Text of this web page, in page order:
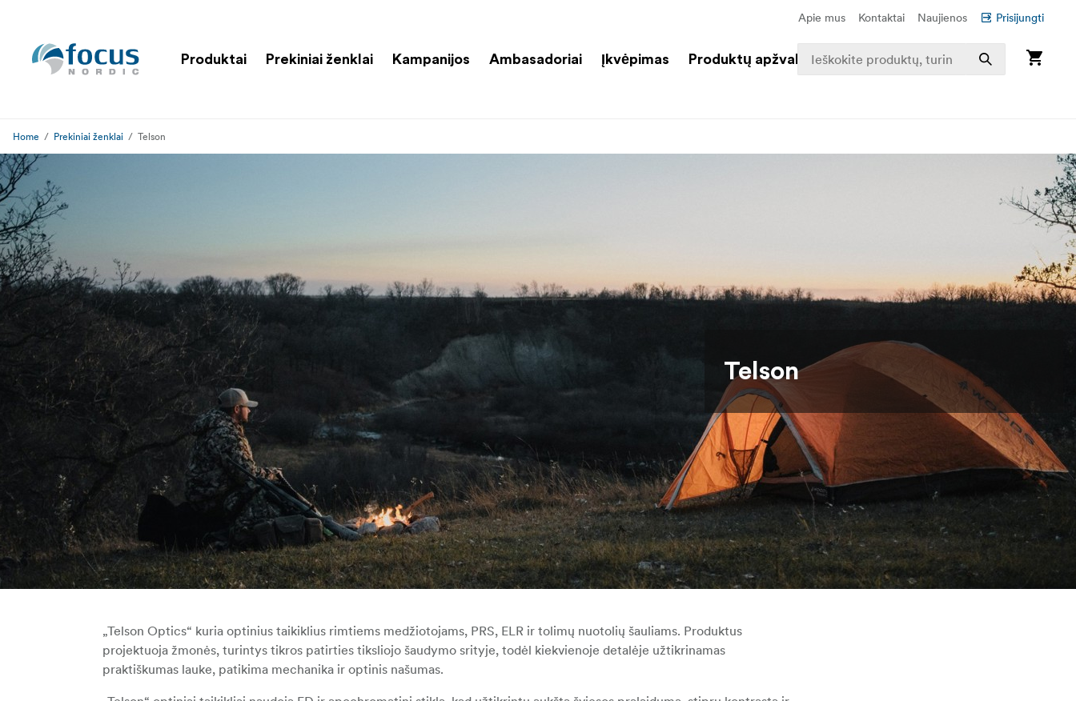
Apie mus Kontaktai Naujienos Prisijungti
Produktai Prekiniai ženklai Kampanijos Ambasadoriai Įkvėpimas Produktų apžvalga
Home Prekiniai ženklai Telson
Telson
„Telson Optics“ kuria optinius taikiklius rimtiems medžiotojams, PRS, ELR ir tolimų nuotolių šauliams. Produktus
projektuoja žmonės, turintys tikros patirties tiksliojo šaudymo srityje, todėl kiekvienoje detalėje užtikrinamas
praktiškumas lauke, patikima mechanika ir optinis našumas.